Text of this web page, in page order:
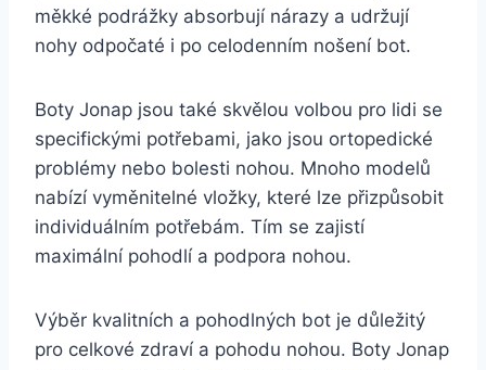
⁤měkké podrážky absorbují‍ nárazy ‍a udržují
nohy ⁢odpočaté i ​po celodenním‍ nošení bot.
Boty Jonap jsou také skvělou ​volbou pro lidi se
specifickými ⁢potřebami, jako jsou ​ortopedické⁤
problémy⁣ nebo bolesti nohou. Mnoho modelů
nabízí vyměnitelné vložky, které lze přizpůsobit
individuálním potřebám. Tím se zajistí
maximální pohodlí a podpora nohou.
Výběr ‌kvalitních a⁢ pohodlných bot je ⁢důležitý⁢
pro celkové zdraví a pohodu nohou. Boty Jonap